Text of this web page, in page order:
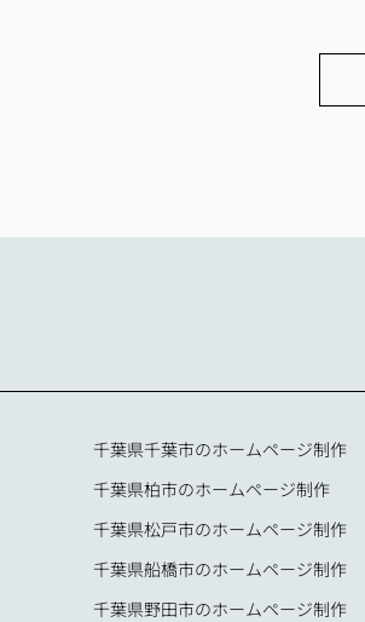
千葉県千葉市のホームページ制作
千葉県柏市のホームページ制作
千葉県松戸市のホームページ制作
千葉県船橋市のホームページ制作
千葉県野田市のホームページ制作